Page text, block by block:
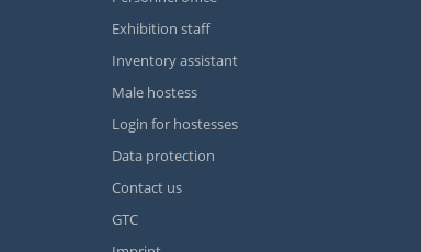
Exhibition staff
Inventory assistant
Male hostess
Login for hostesses
Data protection
Contact us
GTC